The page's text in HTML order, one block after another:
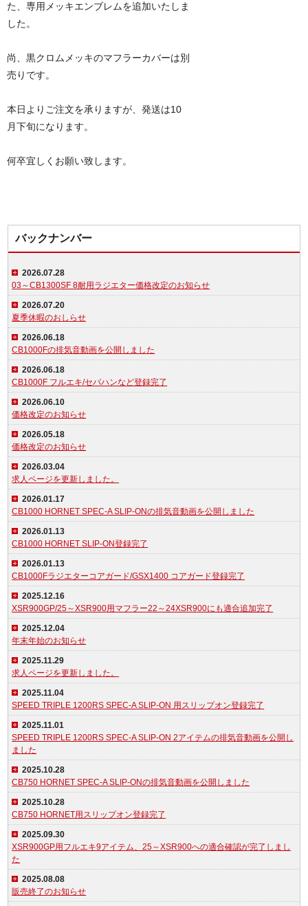
た、専用メッキエンブレムを追加いたしま
した。
尚、黒クロムメッキのマフラーカバーは別
売りです。
本日よりご注文を承りますが、発送は10
月下旬になります。
何卒宜しくお願い致します。
バックナンバー
2026.07.28
03～CB1300SF 8耐用ラジエター価格改定のお知らせ
2026.07.20
夏季休暇のおしらせ
2026.06.18
CB1000Fの排気音動画を公開しました
2026.06.18
CB1000F フルエキ/セパハンなど登録完了
2026.06.10
価格改定のお知らせ
2026.05.18
価格改定のお知らせ
2026.03.04
求人ページを更新しました。
2026.01.17
CB1000 HORNET SPEC-A SLIP-ONの排気音動画を公開しました
2026.01.13
CB1000 HORNET SLIP-ON登録完了
2026.01.13
CB1000Fラジエターコアガード/GSX1400 コアガード登録完了
2025.12.16
XSR900GP/25～XSR900用マフラー22～24XSR900にも適合追加完了
2025.12.04
年末年始のお知らせ
2025.11.29
求人ページを更新しました。
2025.11.04
SPEED TRIPLE 1200RS SPEC-A SLIP-ON 用スリップオン登録完了
2025.11.01
SPEED TRIPLE 1200RS SPEC-A SLIP-ON 2アイテムの排気音動画を公開し
ました
2025.10.28
CB750 HORNET SPEC-A SLIP-ONの排気音動画を公開しました
2025.10.28
CB750 HORNET用スリップオン登録完了
2025.09.30
XSR900GP用フルエキ9アイテム、25～XSR900への適合確認が完了しまし
た
2025.08.08
販売終了のお知らせ